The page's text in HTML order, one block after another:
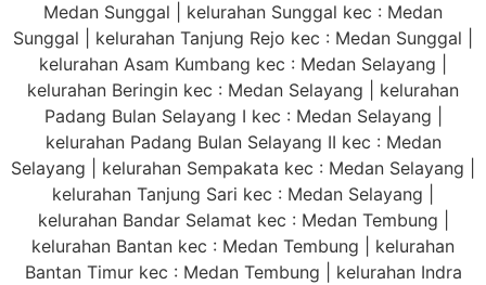
Medan Sunggal | kelurahan Sunggal kec : Medan
Sunggal | kelurahan Tanjung Rejo kec : Medan Sunggal |
kelurahan Asam Kumbang kec : Medan Selayang |
kelurahan Beringin kec : Medan Selayang | kelurahan
Padang Bulan Selayang I kec : Medan Selayang |
kelurahan Padang Bulan Selayang II kec : Medan
Selayang | kelurahan Sempakata kec : Medan Selayang |
kelurahan Tanjung Sari kec : Medan Selayang |
kelurahan Bandar Selamat kec : Medan Tembung |
kelurahan Bantan kec : Medan Tembung | kelurahan
Bantan Timur kec : Medan Tembung | kelurahan Indra